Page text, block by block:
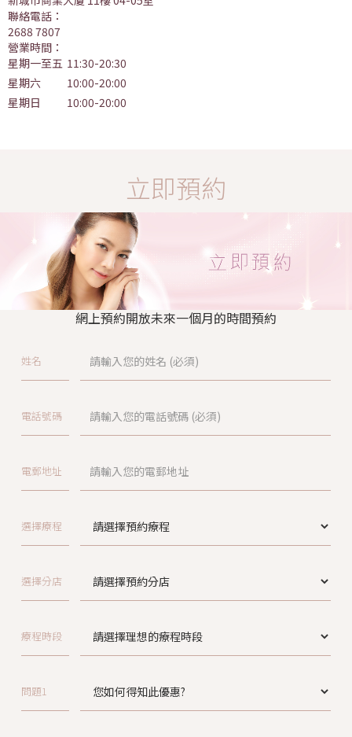
聯絡電話：
2688 7807
營業時間：
星期一至五 11:30-20:30
星期六
10:00-20:00
星期日
10:00-20:00
立即預約
網上預約開放未來一個月的時間預約
姓名
電話號碼
電郵地址
選擇療程
選擇分店
療程時段
問題1